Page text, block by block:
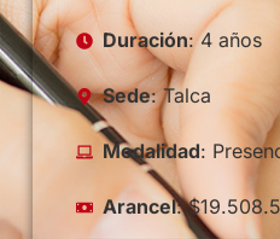
Duración: 4 años
Sede: Talca
Modalidad:
Arancel: